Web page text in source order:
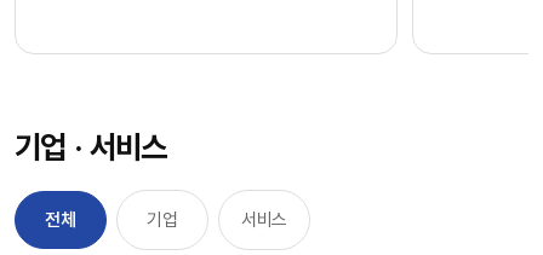
업의 업무 처리 속도를 비약적으로 단축시켰고, 디
지털 전환을 달성하는 가장 확실한 방법론으로 자
리 잡았습니다.그러나 IT 인프라의 규모가 팽창하
면서 엔터프라이즈 환경에는 심각한 구조적 역설
기업 · 서비스
전체 기업 서비스